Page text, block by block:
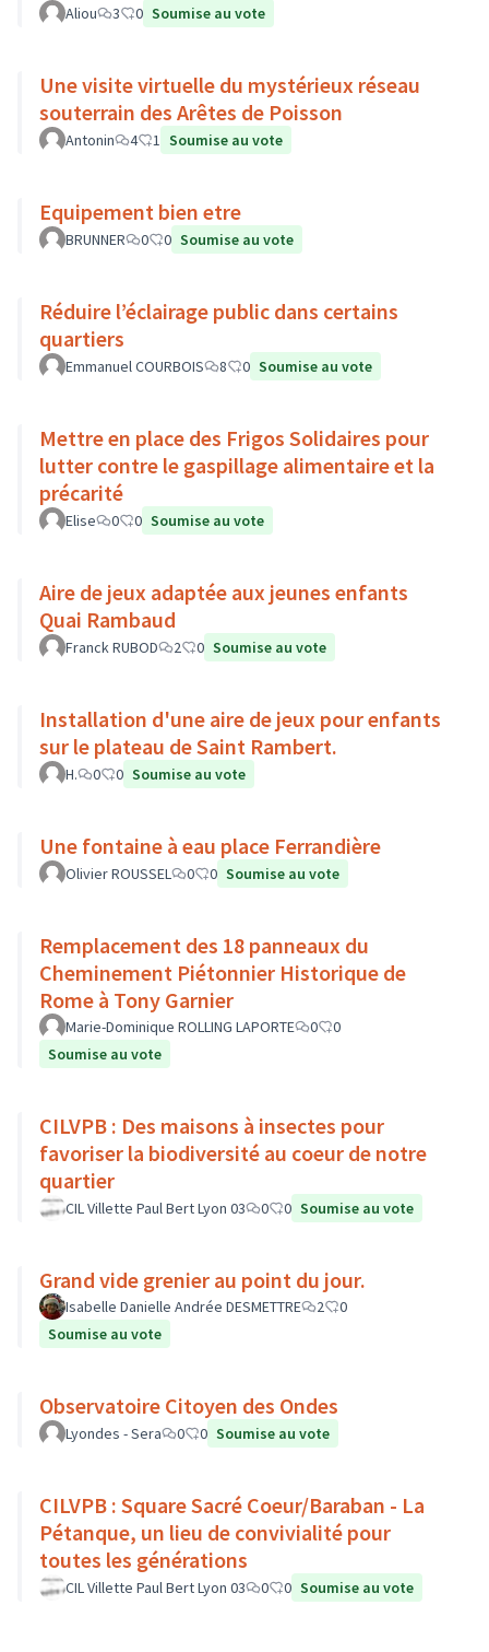
Aliou 3 0 Soumise au vote
Une visite virtuelle du mystérieux réseau
souterrain des Arêtes de Poisson
Antonin 4 1 Soumise au vote
Equipement bien etre
BRUNNER 0 0 Soumise au vote
Réduire l’éclairage public dans certains
quartiers
Emmanuel COURBOIS 8 0 Soumise au vote
Mettre en place des Frigos Solidaires pour
lutter contre le gaspillage alimentaire et la
précarité
Elise 0 0 Soumise au vote
Aire de jeux adaptée aux jeunes enfants
Quai Rambaud
Franck RUBOD 2 0 Soumise au vote
Installation d'une aire de jeux pour enfants
sur le plateau de Saint Rambert.
H. 0 0 Soumise au vote
Une fontaine à eau place Ferrandière
Olivier ROUSSEL 0 0 Soumise au vote
Remplacement des 18 panneaux du
Cheminement Piétonnier Historique de
Rome à Tony Garnier
Marie-Dominique ROLLING LAPORTE 0
0
Soumise au vote
CILVPB : Des maisons à insectes pour
favoriser la biodiversité au coeur de notre
quartier
CIL Villette Paul Bert Lyon 03 0 0 Soumise au vote
Grand vide grenier au point du jour.
Isabelle Danielle Andrée DESMETTRE 2
0
Soumise au vote
Observatoire Citoyen des Ondes
Lyondes - Sera 0 0 Soumise au vote
CILVPB : Square Sacré Coeur/Baraban - La
Pétanque, un lieu de convivialité pour
toutes les générations
CIL Villette Paul Bert Lyon 03 0 0 Soumise au vote